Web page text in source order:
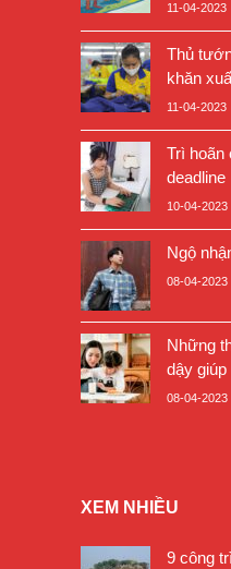
11-04-2023
Thủ
khăn
11-04-2023
Trì hoãn
deadline
10-04-2023
Ngộ
08-04-2023
Những
dậy
08-04-2023
XEM NHIỀU
9 công